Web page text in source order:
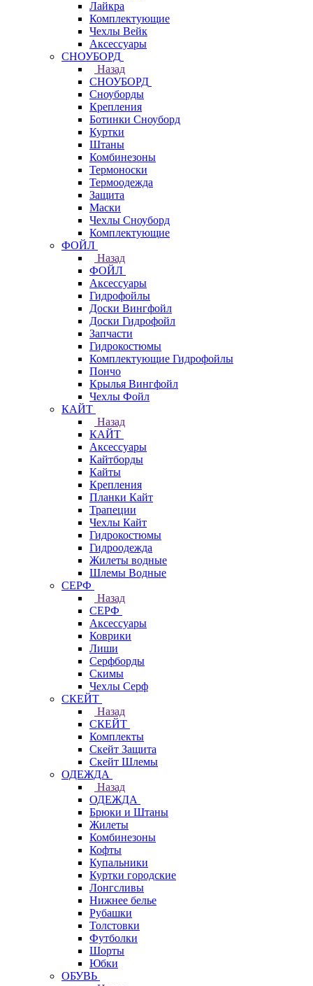
Лайкра
Комплектующие
Чехлы Вейк
Аксессуары
СНОУБОРД
Назад
СНОУБОРД
Сноуборды
Крепления
Ботинки Сноуборд
Куртки
Штаны
Комбинезоны
Термоноски
Термоодежда
Защита
Маски
Чехлы Сноуборд
Комплектующие
ФОЙЛ
Назад
ФОЙЛ
Аксессуары
Гидрофойлы
Доски Вингфойл
Доски Гидрофойл
Запчасти
Гидрокостюмы
Комплектующие Гидрофойлы
Пончо
Крылья Вингфойл
Чехлы Фойл
КАЙТ
Назад
КАЙТ
Аксессуары
Кайтборды
Кайты
Крепления
Планки Кайт
Трапеции
Чехлы Кайт
Гидрокостюмы
Гидроодежда
Жилеты водные
Шлемы Водные
СЕРФ
Назад
СЕРФ
Аксессуары
Коврики
Лиши
Серфборды
Скимы
Чехлы Cерф
СКЕЙТ
Назад
СКЕЙТ
Комплекты
Скейт Защита
Скейт Шлемы
ОДЕЖДА
Назад
ОДЕЖДА
Брюки и Штаны
Жилеты
Комбинезоны
Кофты
Купальники
Куртки городские
Лонгсливы
Нижнее белье
Рубашки
Толстовки
Футболки
Шорты
Юбки
ОБУВЬ